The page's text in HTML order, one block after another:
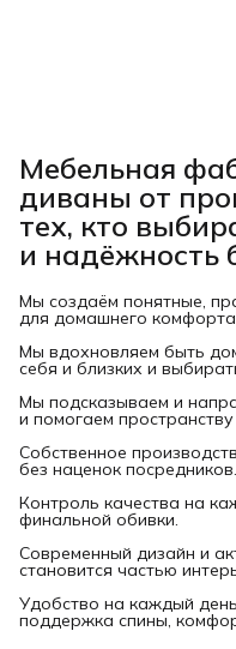
Мебельная
диваны от
тех, кто
и надёжность
Мы создаём понятные,
для домашнего комфорта.
Мы вдохновляем быть
себя и близких и
Мы подсказываем и
и помогаем
Собственное
без наценок посредников.
Контроль качества на
финальной обивки.
Современный дизайн и
становится частью
Удобство на каждый
поддержка спины,